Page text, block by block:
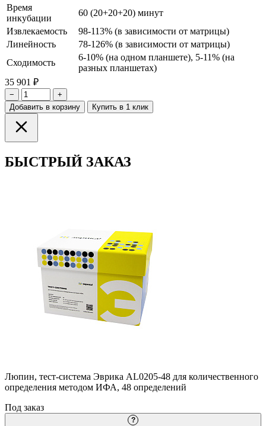
Время
инкубации
60 (20+20+20) минут
Извлекаемость
98-113% (в зависимости от матрицы)
Линейность
78-126% (в зависимости от матрицы)
Сходимость
6-10% (на одном планшете), 5-11% (на
разных планшетах)
35 901 ₽
−
+
Добавить в корзину
Купить в 1 клик
БЫСТРЫЙ ЗАКАЗ
Люпин, тест-система Эврика AL0205-48 для количественного
определения методом ИФА, 48 определений
Под заказ
?